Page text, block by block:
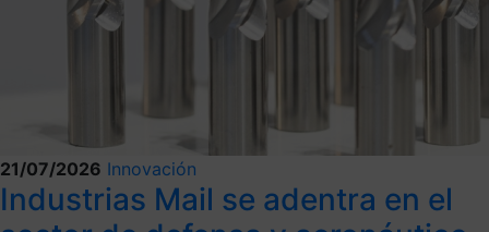
21/07/2026 Innovación
Industrias Mail se adentra en el